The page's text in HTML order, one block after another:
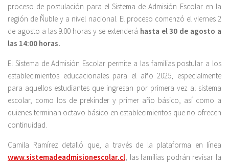
proceso de postulación para el Sistema de Admisión Escolar en la
región de Ñuble y a nivel nacional. El proceso comenzó el viernes 2
de agosto a las 9:00 horas y se extenderá hasta el 30 de agosto a
las 14:00 horas.
El Sistema de Admisión Escolar permite a las familias postular a los
establecimientos educacionales para el año 2025, especialmente
para aquellos estudiantes que ingresan por primera vez al sistema
escolar, como los de prekínder y primer año básico, así como a
quienes terminan octavo básico en establecimientos que no ofrecen
continuidad.
Camila Ramírez detalló que, a través de la plataforma en línea
www.sistemadeadmisionescolar.cl, las familias podrán revisar la